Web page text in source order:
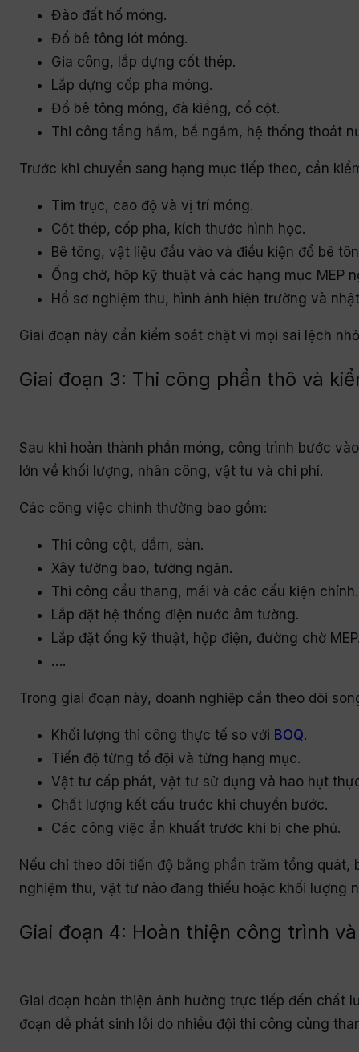
Đào đất hố móng.
Đổ bê tông lót móng.
Gia công, lắp dựng cốt thép.
Lắp dựng cốp pha móng.
Đổ bê tông móng, đà kiềng, cổ cột.
Thi công tầng hầm, bể ngầm, hệ thống thoát
Trước khi chuyển sang hạng mục tiếp theo, cần
Tim trục, cao độ và vị trí móng.
Cốt thép, cốp pha, kích thước hình học.
Bê tông, vật liệu đầu vào và điều kiện đổ bê
Ống chờ, hộp kỹ thuật và các hạng mục MEP
Hồ sơ nghiệm thu, hình ảnh hiện trường và
Giai đoạn này cần kiểm soát chặt vì mọi sai lệch
Giai đoạn 3: Thi công phần thô và
Sau khi hoàn thành phần móng, công trình bước
lớn về khối lượng, nhân công, vật tư và chi phí.
Các công việc chính thường bao gồm:
Thi công cột, dầm, sàn.
Xây tường bao, tường ngăn.
Thi công cầu thang, mái và các cấu kiện chính.
Lắp đặt hệ thống điện nước âm tường.
Lắp đặt ống kỹ thuật, hộp điện, đường chờ
….
Trong giai đoạn này, doanh nghiệp cần theo dõi
Khối lượng thi công thực tế so với BOQ.
Tiến độ từng tổ đội và từng hạng mục.
Vật tư cấp phát, vật tư sử dụng và hao hụt
Chất lượng kết cấu trước khi chuyển bước.
Các công việc ẩn khuất trước khi bị che phủ.
Nếu chỉ theo dõi tiến độ bằng phần trăm tổng
nghiệm thu, vật tư nào đang thiếu hoặc khối lượng
Giai đoạn 4: Hoàn thiện công trình
Giai đoạn hoàn thiện ảnh hưởng trực tiếp đến chất
đoạn dễ phát sinh lỗi do nhiều đội thi công cùng